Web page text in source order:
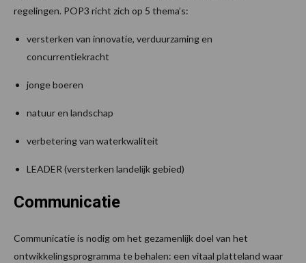
regelingen. POP3 richt zich op 5 thema’s:
versterken van innovatie, verduurzaming en
concurrentiekracht
jonge boeren
natuur en landschap
verbetering van waterkwaliteit
LEADER (versterken landelijk gebied)
Communicatie
Communicatie is nodig om het gezamenlijk doel van het
ontwikkelingsprogramma te behalen: een vitaal platteland waar